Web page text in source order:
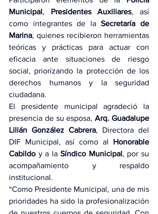
Municipal, Presidentes Auxiliares, así
como integrantes de la Secretaría de
Marina, quienes recibieron herramientas
teóricas y prácticas para actuar con
eficacia ante situaciones de riesgo
social, priorizando la protección de los
derechos humanos y la seguridad
ciudadana.
El presidente municipal agradeció la
presencia de su esposa, Arq. Guadalupe
Lilián González Cabrera, Directora del
DIF Municipal, así como al Honorable
Cabildo y a la Síndico Municipal, por su
acompañamiento y respaldo
institucional.
“Como Presidente Municipal, una de mis
prioridades ha sido la profesionalización